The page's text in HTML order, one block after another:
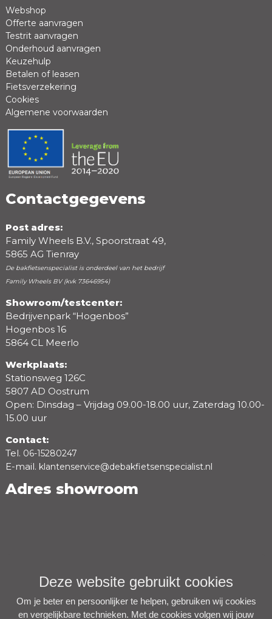
Webshop
Offerte aanvragen
Testrit aanvragen
Onderhoud aanvragen
Keuzehulp
Betalen of leasen
Fietsverzekering
Cookies
Algemene voorwaarden
Contactgegevens
Post adres:
Family Wheels B.V., Spoorstraat 49,
5865 AG Tienray
De bakfietsenspecialist is onderdeel van het bedrijf
Family Wheels BV (kvk 73646954)
Showroom/testcenter:
Bedrijvenpark “Hogenbos”
Hogenbos 16
5864 CL Meerlo
Werkplaats:
Stationsweg 126C
5807 AD Oostrum
Open: Dinsdag – Vrijdag 09.00-18.00 uur, Zaterdag 10.00-
15.00 uur
Contact:
Tel. 06-15280247
E-mail. klantenservice@debakfietsenspecialist.nl
Adres showroom
Deze website gebruikt cookies
Om je beter en persoonlijker te helpen, gebruiken wij cookies
en vergelijkbare technieken. Met de cookies volgen wij jouw